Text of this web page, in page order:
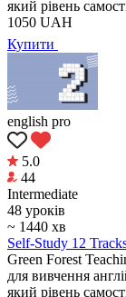
який рівень
1050 UAH
Купити
english pro
5.0
44
Intermediate
48 уроків
~ 1440 хв
Self-Study 12
Green Forest
для вивчення
який рівень